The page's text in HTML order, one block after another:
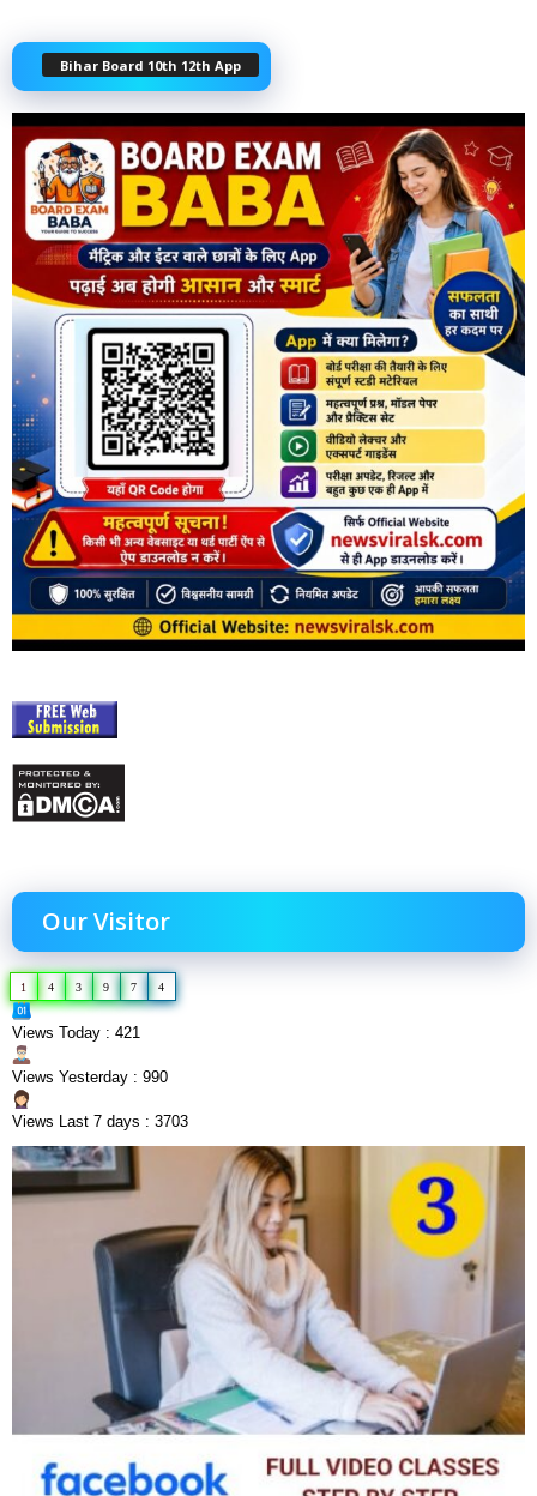
Bihar Board 10th 12th App
Our Visitor
1 4 3 9 7 4
Views Today : 421
Views Yesterday : 990
Views Last 7 days : 3703